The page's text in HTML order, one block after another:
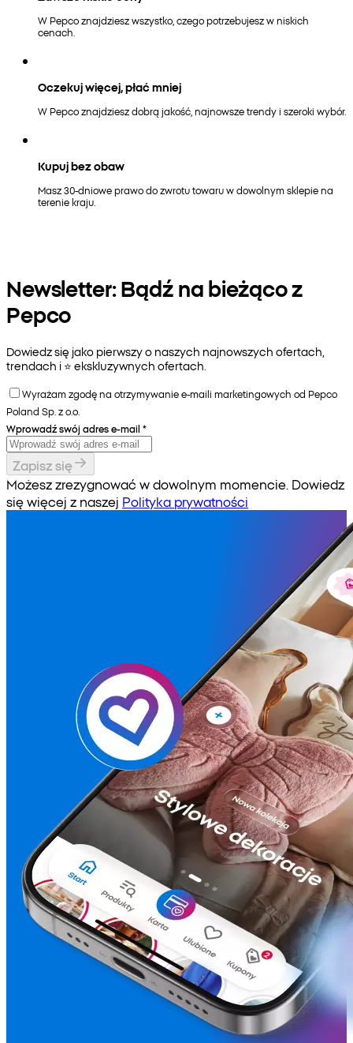
W Pepco znajdziesz wszystko, czego potrzebujesz w niskich
cenach.
Oczekuj więcej, płać mniej
W Pepco znajdziesz dobrą jakość, najnowsze trendy i szeroki wybór.
Kupuj bez obaw
Masz 30-dniowe prawo do zwrotu towaru w dowolnym sklepie na
terenie kraju.
Newsletter: Bądź na bieżąco z
Pepco
Dowiedz się jako pierwszy o naszych najnowszych ofertach,
trendach i ⭐️ ekskluzywnych ofertach.
Wyrażam zgodę na otrzymywanie e-maili marketingowych od Pepco
Poland Sp. z o.o.
Wprowadź swój adres e-mail *
Zapisz się
Możesz zrezygnować w dowolnym momencie. Dowiedz
się więcej z naszej Polityka prywatności